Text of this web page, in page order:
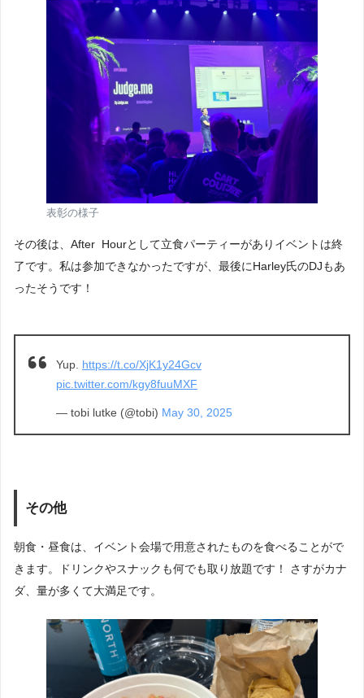
表彰の様子
その後は、After Hourとして立食パーティーがありイベントは終
了です。私は参加できなかったですが、最後にHarley氏のDJもあ
ったそうです！
Yup. https://t.co/XjK1y24Gcv
pic.twitter.com/kgy8fuuMXF
— tobi lutke (@tobi) May 30, 2025
その他
朝食・昼食は、イベント会場で用意されたものを食べることがで
きます。ドリンクやスナックも何でも取り放題です！ さすがカナ
ダ、量が多くて大満足です。